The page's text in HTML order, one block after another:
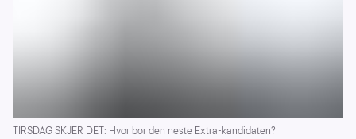
TIRSDAG SKJER DET: Hvor bor den neste Extra-kandidaten?